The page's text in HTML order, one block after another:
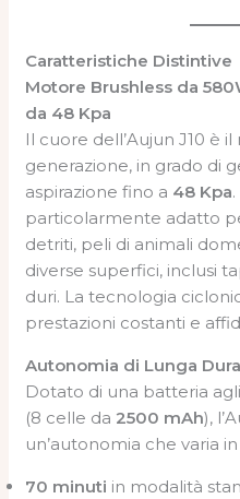
Caratteristiche Distintive
Motore Brushless da
da 48 Kpa
Il cuore dell’Aujun J10 è
generazione, in grado di
aspirazione fino a 48 Kpa
particolarmente adatto
detriti, peli di animali
diverse superfici, inclusi
duri. La tecnologia
prestazioni costanti e
Autonomia di Lunga
Dotato di una batteria
(8 celle da 2500 mAh),
un’autonomia che varia
70 minuti in modalità